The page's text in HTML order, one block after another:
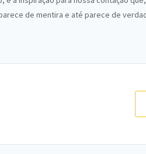
de mentira e até parece de